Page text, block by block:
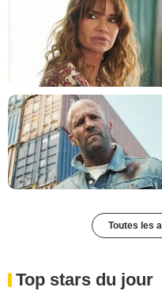
Toutes les
Top stars du jour